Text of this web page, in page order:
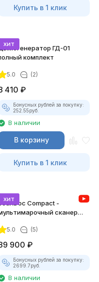
Купить в 1 клик
хит
ГД-01
комплект
5.0 (2)
410 ₽
Бонусных рублей за покупку:
252.55руб.
В наличии
В корзину
Купить в 1 клик
хит
Compact -
сканер
5.0 (5)
900 ₽
Бонусных рублей за покупку:
2699.7руб.
В наличии